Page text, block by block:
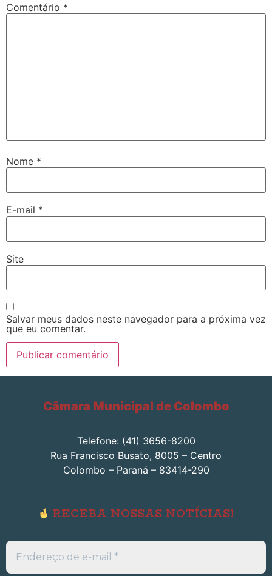
Comentário *
Nome *
E-mail *
Site
Salvar meus dados neste navegador para a próxima vez
que eu comentar.
Câmara Municipal de Colombo
Telefone: (41) 3656-8200
Rua Francisco Busato, 8005 – Centro
Colombo – Paraná – 83414-290
RECEBA NOSSAS NOTÍCIAS!
Endereço
de
e-